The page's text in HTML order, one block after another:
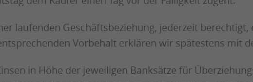
laufenden Geschäftsbeziehung, jederzeit
Vorbehalt erklären wir spätestens mit
in Höhe der jeweiligen Banksätze für